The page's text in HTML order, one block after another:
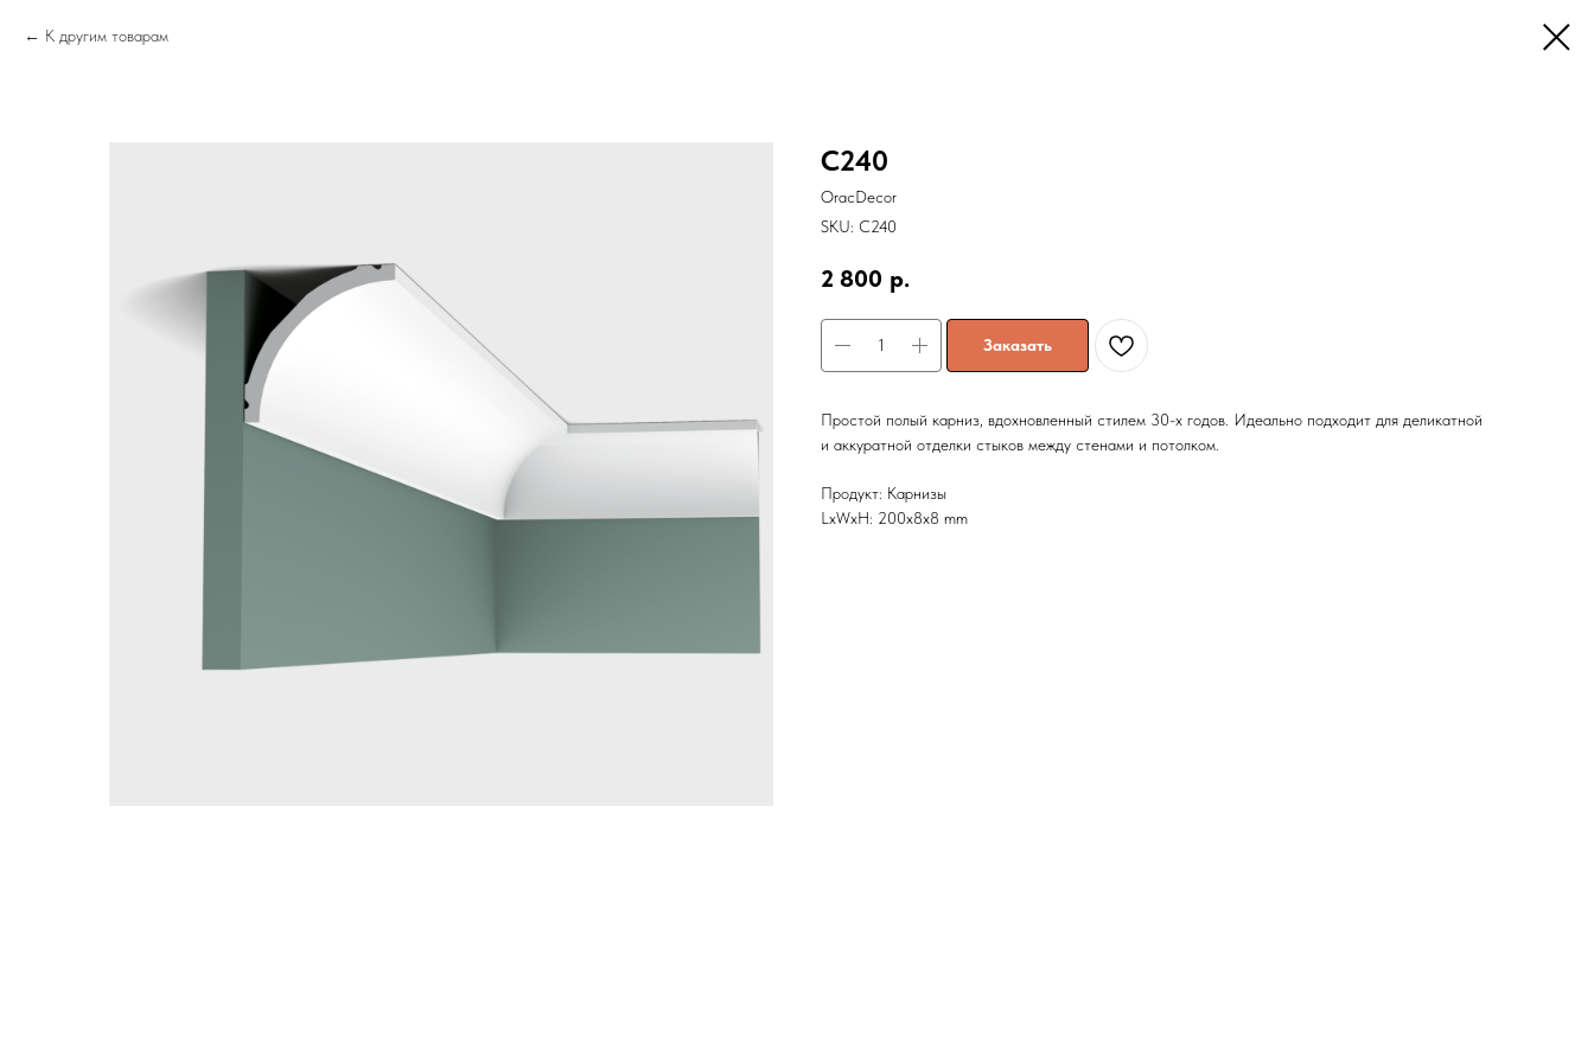
К другим товарам
C240
OracDecor
SKU: C240
2 800 р.
Заказать
Простой полый карниз, вдохновленный стилем 30-х годов. Идеально подходит для деликатной
и аккуратной отделки стыков между стенами и потолком.
Продукт: Карнизы
LxWxH: 200x8x8 mm